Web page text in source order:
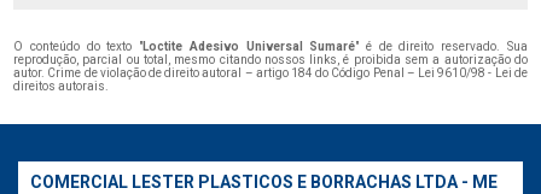
O conteúdo do texto "Loctite Adesivo Universal Sumaré" é de direito reservado. Sua
reprodução, parcial ou total, mesmo citando nossos links, é proibida sem a autorização do
autor. Crime de violação de direito autoral – artigo 184 do Código Penal –
Lei 9610/98 - Lei de
direitos autorais
COMERCIAL LESTER PLASTICOS E BORRACHAS LTDA - ME